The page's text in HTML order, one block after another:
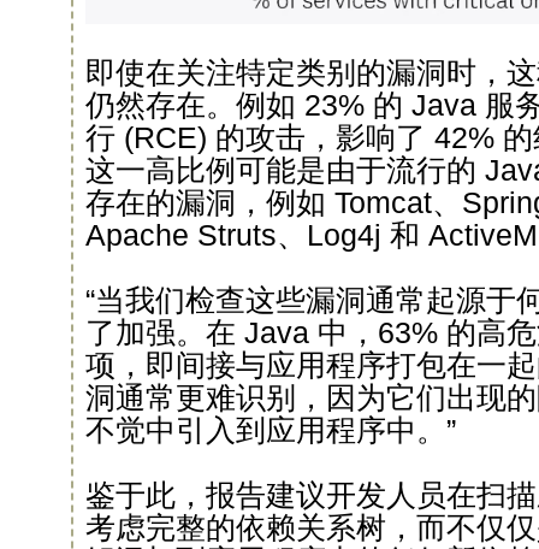
即使在关注特定类别的漏洞时，
仍然存在。例如 23% 的 Java 服
行 (RCE) 的攻击，影响了 42%
这一高比例可能是由于流行的
存在的漏洞，例如 Tomcat、
Apache Struts、Log4j 和
“当我们检查这些漏洞通常起源于
了加强。在 Java 中，63% 的高
项，即间接与应用程序打包在一
洞通常更难识别，因为它们出现
不觉中引入到应用程序中。”
鉴于此，报告建议开发人员在扫
考虑完整的依赖关系树，而不仅